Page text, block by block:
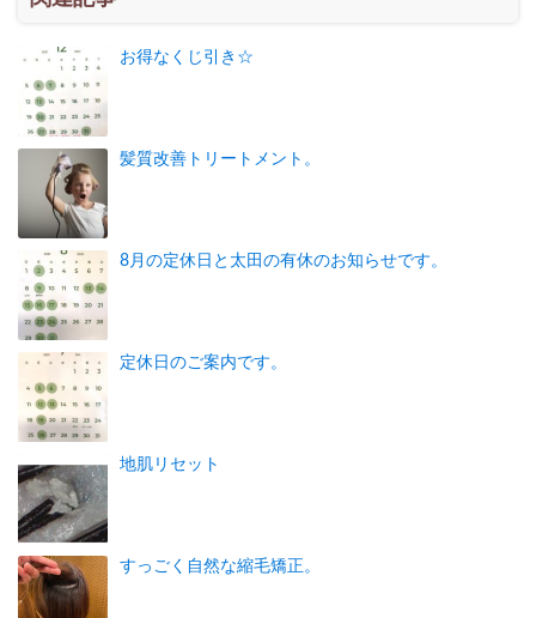
お得なくじ引き☆
髪質改善トリートメント。
8月の定休日と太田の有休のお知らせです。
定休日のご案内です。
地肌リセット
すっごく自然な縮毛矯正。